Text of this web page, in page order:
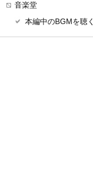
音楽堂
本編中のBGMを聴